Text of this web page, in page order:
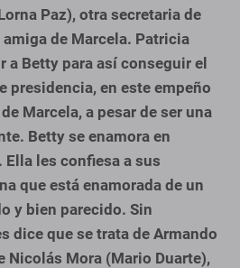
Paz), otra secretaria de
de Marcela. Patricia
a Betty para así conseguir el
presidencia, en este empeño
Marcela, a pesar de ser una
Betty se enamora en
les confiesa a sus
que está enamorada de un
y bien parecido. Sin
dice que se trata de Armando
Nicolás Mora (Mario Duarte),